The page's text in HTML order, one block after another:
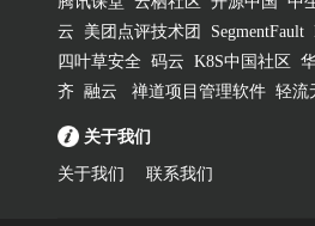
云
美团点评技术团 SegmentFault
四叶草安全 码云 K8S中国社区
齐 融云 禅道项目管理软件 轻流
关于我们
关于我们 联系我们